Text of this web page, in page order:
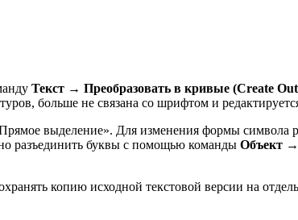
Текст → Преобразовать в кривые (Create
больше не связана со шрифтом и
выделение». Для изменения формы символа
разъединить буквы с помощью команды Объект →
копию исходной текстовой версии на